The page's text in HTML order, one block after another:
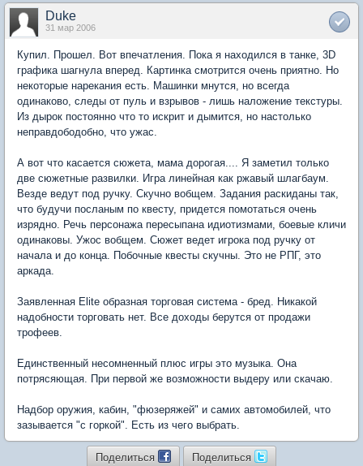
Duke
31 мар 2006
Купил. Прошел. Вот впечатления. Пока я находился в танке, 3D
графика шагнула вперед. Картинка смотрится очень приятно. Но
некоторые нарекания есть. Машинки мнутся, но всегда
одинаково, следы от пуль и взрывов - лишь наложение текстуры.
Из дырок постоянно что то искрит и дымится, но настолько
неправдободобно, что ужас.
А вот что каcается сюжета, мама дорогая.... Я заметил только
две сюжетные развилки. Игра линейная как ржавый шлагбаум.
Везде ведут под ручку. Скучно вобщем. Задания раскиданы так,
что будучи посланым по квесту, придется помотаться очень
изрядно. Речь персонажа пересыпана идиотизмами, боевые кличи
одинаковы. Ужос вобщем. Сюжет ведет игрока под ручку от
начала и до конца. Побочные квесты скучны. Это не РПГ, это
аркада.
Заявленная Elite образная торговая система - бред. Никакой
надобности торговать нет. Все доходы берутся от продажи
трофеев.
Единственный несомненный плюс игры это музыка. Она
потрясяющая. При первой же возможности выдеру или скачаю.
Надбор оружия, кабин, "фюзеряжей" и самих автомобилей, что
зазывается "с горкой". Есть из чего выбрать.
Поделиться Поделиться